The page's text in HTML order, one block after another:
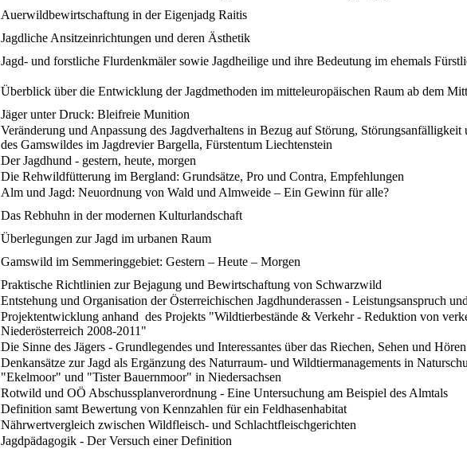
Auerwildbewirtschaftung in der Eigenjadg Raitis
Jagdliche Ansitzeinrichtungen und deren Ästhetik
Jagd- und forstliche Flurdenkmäler sowie Jagdheilige und ihre Bedeutung im ehemals
Überblick über die Entwicklung der Jagdmethoden im mitteleuropäischen Raum ab dem
Jäger unter Druck: Bleifreie Munition
Veränderung und Anpassung des Jagdverhaltens in Bezug auf Störung, Störungsanfälligkeit
des Gamswildes im Jagdrevier Bargella, Fürstentum Liechtenstein
Der Jagdhund - gestern, heute, morgen
Die Rehwildfütterung im Bergland: Grundsätze, Pro und Contra, Empfehlungen
Alm und Jagd: Neuordnung von Wald und Almweide – Ein Gewinn für alle?
Das Rebhuhn in der modernen Kulturlandschaft
Überlegungen zur Jagd im urbanen Raum
Gamswild im Semmeringgebiet: Gestern – Heute – Morgen
Praktische Richtlinien zur Bejagung und Bewirtschaftung von Schwarzwild
Entstehung und Organisation der Österreichischen Jagdhunderassen - Leistungsanspruch
Projektentwicklung anhand des Projekts "Wildtierbestände & Verkehr - Reduktion von
Niederösterreich 2008-2011"
Die Sinne des Jägers - Grundlegendes und Interessantes über das Riechen, Sehen und Hören
Denkansätze zur Jagd als Ergänzung des Naturraum- und Wildtiermanagements in
"Ekelmoor" und "Tister Bauernmoor" in Niedersachsen
Rotwild und OÖ Abschussplanverordnung - Eine Untersuchung am Beispiel des Almtals
Definition samt Bewertung von Kennzahlen für ein Feldhasenhabitat
Nährwertvergleich zwischen Wildfleisch- und Schlachtfleischgerichten
Jagdpädagogik - Der Versuch einer Definition